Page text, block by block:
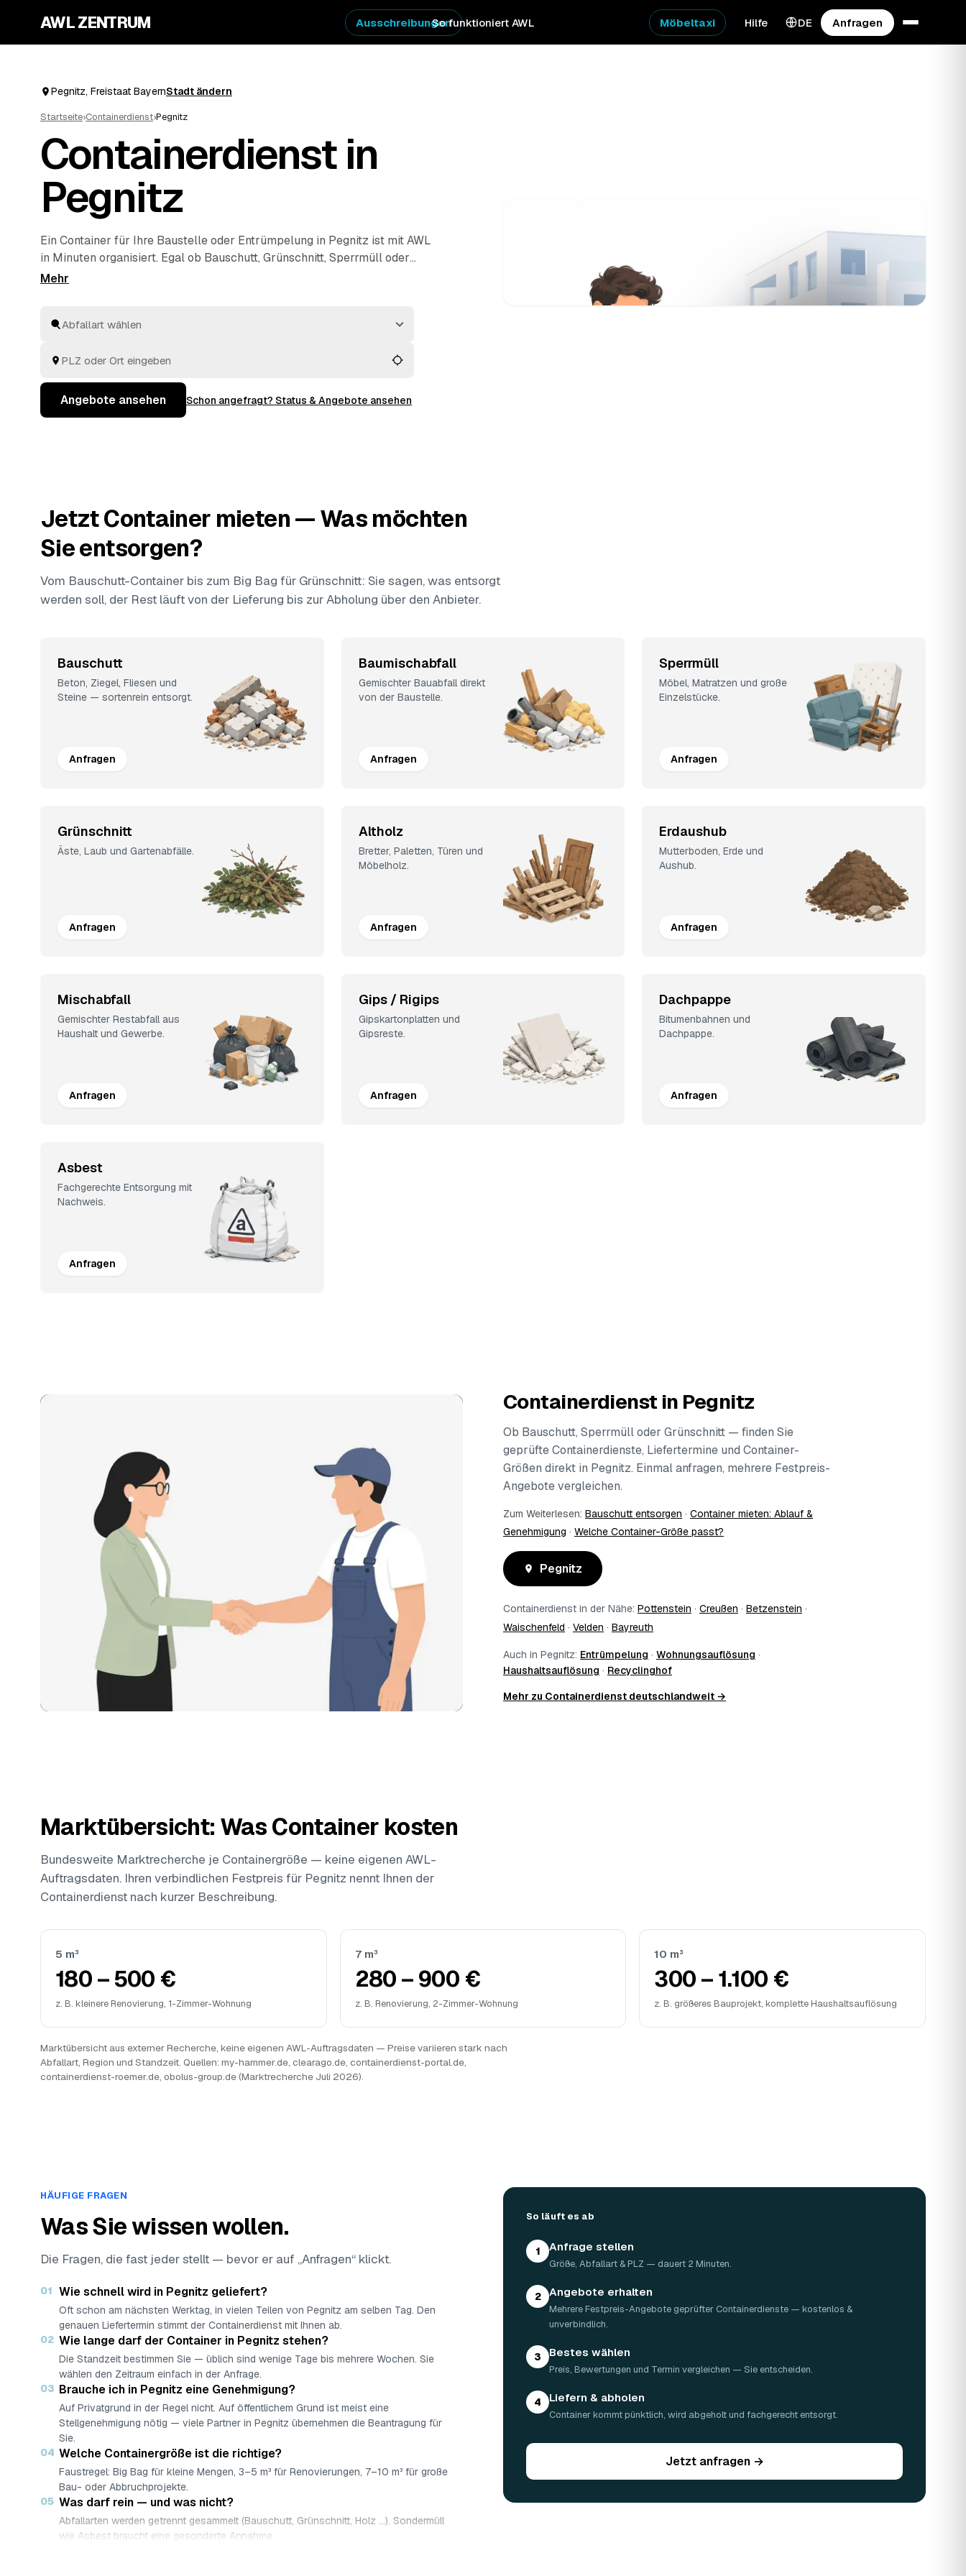
AWL ZENTRUM So funktioniert AWL
Ausschreibungen Möbeltaxi Hilfe DE Anfragen
Pegnitz, Freistaat BayernStadt ändern
Startseite›Containerdienst›Pegnitz
Containerdienst in
Pegnitz
Ein Container für Ihre Baustelle oder Entrümpelung in Pegnitz ist mit AWL
in Minuten organisiert. Egal ob Bauschutt, Grünschnitt, Sperrmüll oder
Mischabfall – Sie sagen, was anfällt, und erhalten Festpreis-Angebote aus
mehrere geprüfte Angebote, Ihre Entscheidung.
Angebote ansehen Schon angefragt? Status & Angebote ansehen
Jetzt Container mieten — Was möchten
Sie entsorgen?
Vom Bauschutt-Container bis zum Big Bag für Grünschnitt: Sie sagen, was entsorgt
werden soll, der Rest läuft von der Lieferung bis zur Abholung über den Anbieter.
Bauschutt
Beton, Ziegel, Fliesen und
Steine — sortenrein entsorgt.
Anfragen
Baumischabfall
Gemischter Bauabfall direkt
von der Baustelle.
Anfragen
Sperrmüll
Möbel, Matratzen und große
Einzelstücke.
Anfragen
Grünschnitt
Äste, Laub und Gartenabfälle.
Anfragen
Altholz
Bretter, Paletten, Türen und
Möbelholz.
Anfragen
Erdaushub
Mutterboden, Erde und
Aushub.
Anfragen
Mischabfall
Gemischter Restabfall aus
Haushalt und Gewerbe.
Anfragen
Gips / Rigips
Gipskartonplatten und
Gipsreste.
Anfragen
Dachpappe
Bitumenbahnen und
Dachpappe.
Anfragen
Asbest
Fachgerechte Entsorgung mit
Nachweis.
Anfragen
Containerdienst in Pegnitz
Ob Bauschutt, Sperrmüll oder Grünschnitt — finden Sie
geprüfte Containerdienste, Liefertermine und Container-
Größen direkt in Pegnitz. Einmal anfragen, mehrere Festpreis-
Angebote vergleichen.
Zum Weiterlesen: Bauschutt entsorgen · Container mieten: Ablauf &
Genehmigung · Welche Container-Größe passt?
Pegnitz
Containerdienst in der Nähe: Pottenstein · Creußen · Betzenstein ·
Waischenfeld · Velden · Bayreuth
Auch in Pegnitz: Entrümpelung · Wohnungsauflösung ·
Haushaltsauflösung · Recyclinghof
Mehr zu Containerdienst deutschlandweit →
Marktübersicht: Was Container kosten
Bundesweite Marktrecherche je Containergröße — keine eigenen AWL-
Auftragsdaten. Ihren verbindlichen Festpreis für Pegnitz nennt Ihnen der
Containerdienst nach kurzer Beschreibung.
5 m³
180 – 500 €
z. B. kleinere Renovierung, 1-Zimmer-Wohnung
7 m³
280 – 900 €
z. B. Renovierung, 2-Zimmer-Wohnung
10 m³
300 – 1.100 €
z. B. größeres Bauprojekt, komplette Haushaltsauflösung
Marktübersicht aus externer Recherche, keine eigenen AWL-Auftragsdaten — Preise variieren stark nach
Abfallart, Region und Standzeit. Quellen: my-hammer.de, clearago.de, containerdienst-portal.de,
containerdienst-roemer.de, obolus-group.de (Marktrecherche Juli 2026).
HÄUFIGE FRAGEN
Was Sie wissen wollen.
Die Fragen, die fast jeder stellt — bevor er auf „Anfragen“ klickt.
01 Wie schnell wird in Pegnitz geliefert?
Oft schon am nächsten Werktag, in vielen Teilen von Pegnitz am selben Tag. Den
genauen Liefertermin stimmt der Containerdienst mit Ihnen ab.
02 Wie lange darf der Container in Pegnitz stehen?
Die Standzeit bestimmen Sie — üblich sind wenige Tage bis mehrere Wochen. Sie
wählen den Zeitraum einfach in der Anfrage.
03 Brauche ich in Pegnitz eine Genehmigung?
Auf Privatgrund in der Regel nicht. Auf öffentlichem Grund ist meist eine
Stellgenehmigung nötig — viele Partner in Pegnitz übernehmen die Beantragung für
Sie.
04 Welche Containergröße ist die richtige?
Faustregel: Big Bag für kleine Mengen, 3–5 m³ für Renovierungen, 7–10 m³ für große
Bau- oder Abbruchprojekte.
05 Was darf rein — und was nicht?
Abfallarten werden getrennt gesammelt (Bauschutt, Grünschnitt, Holz …). Sondermüll
wie Asbest braucht eine gesonderte Annahme.
So läuft es ab
1 Anfrage stellen
Größe, Abfallart & PLZ — dauert 2 Minuten.
2 Angebote erhalten
Mehrere Festpreis-Angebote geprüfter Containerdienste — kostenlos &
unverbindlich.
3 Bestes wählen
Preis, Bewertungen und Termin vergleichen — Sie entscheiden.
4 Liefern & abholen
Container kommt pünktlich, wird abgeholt und fachgerecht entsorgt.
Jetzt anfragen →